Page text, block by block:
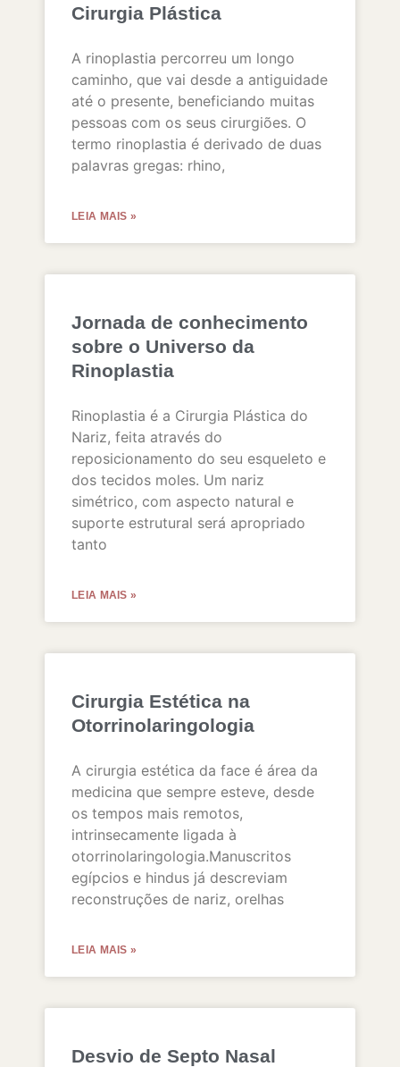
Cirurgia Plástica
A rinoplastia percorreu um longo
caminho, que vai desde a antiguidade
até o presente, beneficiando muitas
pessoas com os seus cirurgiões. O
termo rinoplastia é derivado de duas
palavras gregas: rhino,
LEIA MAIS »
Jornada de conhecimento
sobre o Universo da
Rinoplastia
Rinoplastia é a Cirurgia Plástica do
Nariz, feita através do
reposicionamento do seu esqueleto e
dos tecidos moles. Um nariz
simétrico, com aspecto natural e
suporte estrutural será apropriado
tanto
LEIA MAIS »
Cirurgia Estética na
Otorrinolaringologia
A cirurgia estética da face é área da
medicina que sempre esteve, desde
os tempos mais remotos,
intrinsecamente ligada à
otorrinolaringologia.Manuscritos
egípcios e hindus já descreviam
reconstruções de nariz, orelhas
LEIA MAIS »
Desvio de Septo Nasal